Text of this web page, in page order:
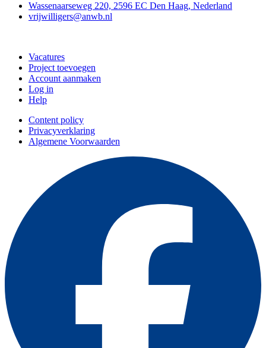
Wassenaarseweg 220, 2596 EC Den Haag, Nederland
vrijwilligers@anwb.nl
Vacatures
Project toevoegen
Account aanmaken
Log in
Help
Content policy
Privacyverklaring
Algemene Voorwaarden